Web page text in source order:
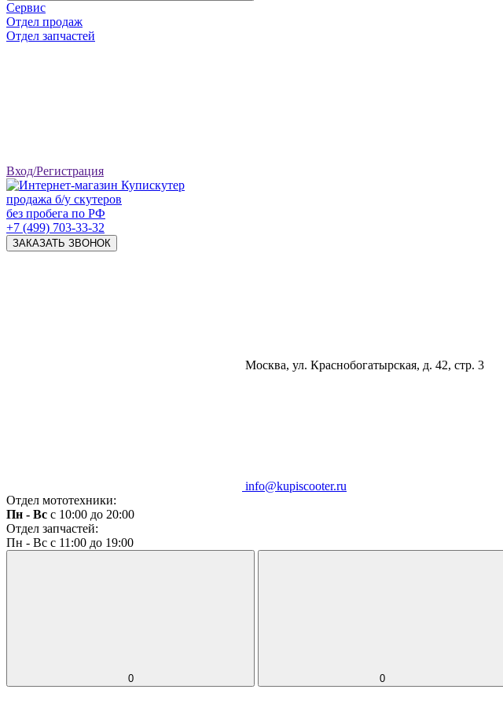
Сервис
Отдел продаж
Отдел запчастей
Вход/Регистрация
продажа б/у скутеров
без пробега по РФ
+7 (499) 703-33-32
ЗАКАЗАТЬ ЗВОНОК
Москва, ул. Краснобогатырская, д. 42, стр. 3
info@kupiscooter.ru
Отдел мототехники:
Пн - Вс с 10:00 до 20:00
Отдел запчастей:
Пн - Вс с 11:00 до 19:00
0 0